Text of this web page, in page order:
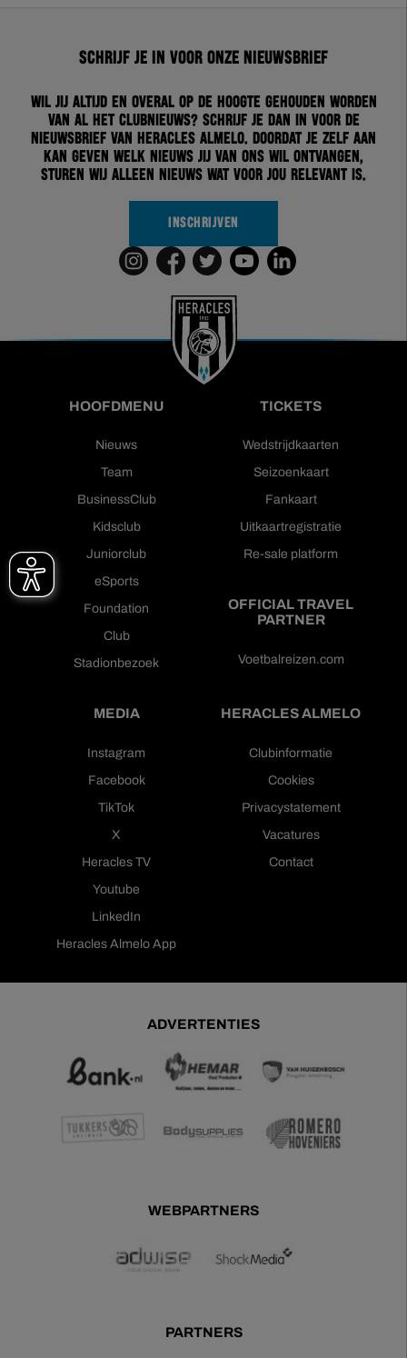
Schrijf je in voor onze nieuwsbrief
Wil jij altijd en overal op de hoogte gehouden worden
van al het clubnieuws? Schrijf je dan in voor de
nieuwsbrief van Heracles Almelo. Doordat je zelf aan
kan geven welk nieuws jij van ons wil ontvangen,
sturen wij alleen nieuws wat voor jou relevant is.
INSCHRIJVEN
HOOFDMENU
Nieuws
Team
BusinessClub
Kidsclub
Juniorclub
eSports
Foundation
Club
Stadionbezoek
TICKETS
Wedstrijdkaarten
Seizoenkaart
Fankaart
Uitkaartregistratie
Re-sale platform
OFFICIAL TRAVEL
PARTNER
Voetbalreizen.com
MEDIA
Instagram
Facebook
TikTok
X
Heracles TV
Youtube
LinkedIn
Heracles Almelo App
HERACLES ALMELO
Clubinformatie
Cookies
Privacystatement
Vacatures
Contact
ADVERTENTIES
WEBPARTNERS
PARTNERS